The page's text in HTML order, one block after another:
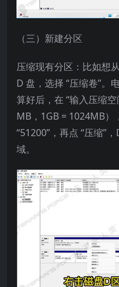
（三）新建分区​
压缩现有分区：比如想
D 盘，选择 “压缩卷”。
算好后，在 “输入压缩
MB，1GB = 1024MB）
“51200”，再点 “压缩”
域。​